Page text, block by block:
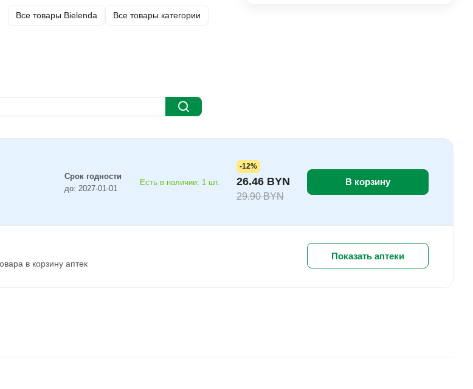
Все товары Bielenda Все товары категории
Срок годности
до: 2027-01-01
Есть в наличии: 1 шт.
-12%
26.46 BYN
29.90 BYN
В корзину
в корзину аптек
Показать аптеки